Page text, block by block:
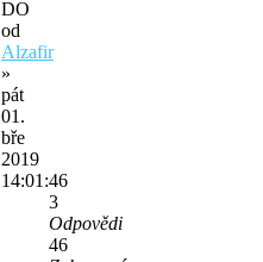
DO
od
Alzafir
»
pát
01.
bře
2019
14:01:46
3
Odpovědi
46